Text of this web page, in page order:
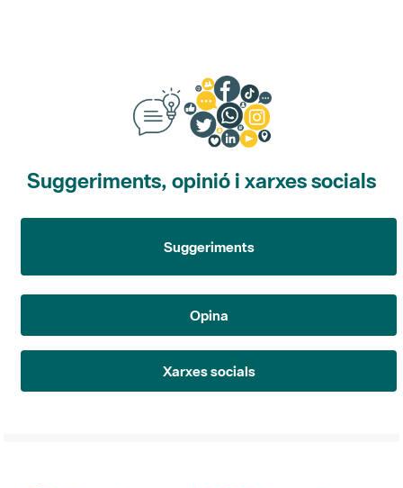
Suggeriments, opinió i xarxes socials
Suggeriments
Opina
Xarxes socials